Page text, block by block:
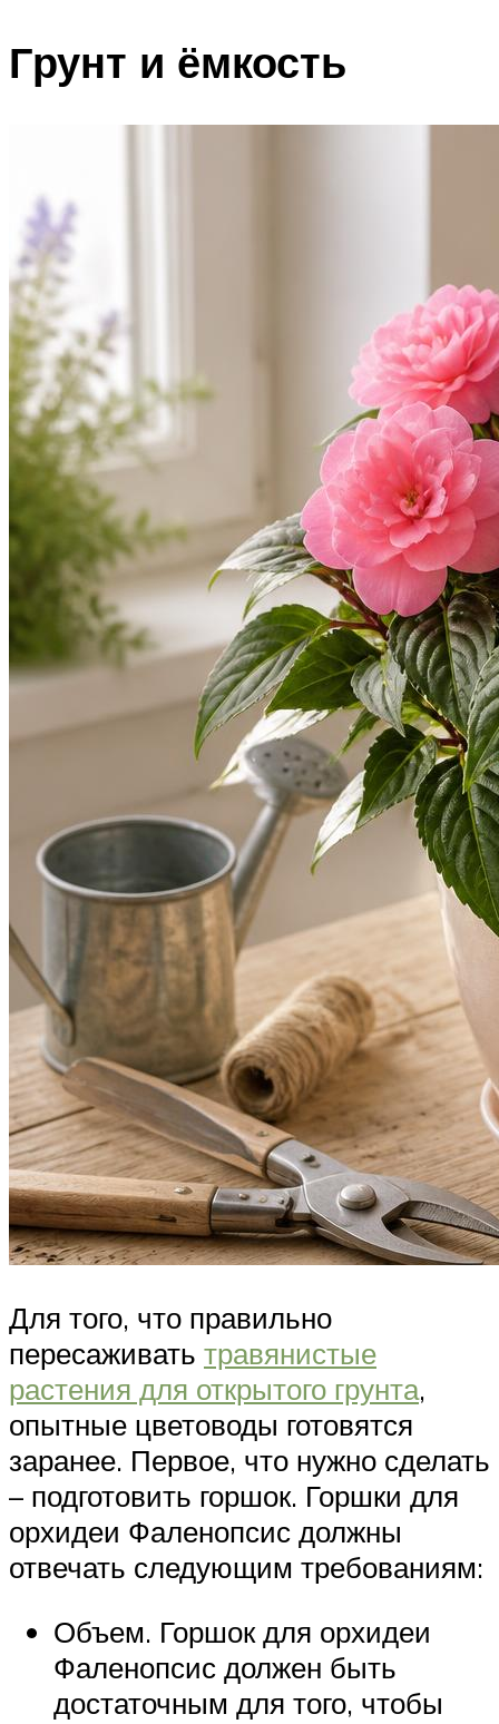
Грунт и ёмкость
Для того, что правильно
пересаживать травянистые
растения для открытого грунта,
опытные цветоводы готовятся
заранее. Первое, что нужно сделать
– подготовить горшок. Горшки для
орхидеи Фаленопсис должны
отвечать следующим требованиям:
Объем. Горшок для орхидеи
Фаленопсис должен быть
достаточным для того, чтобы